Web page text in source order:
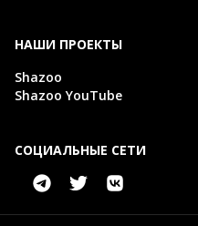
НАШИ ПРОЕКТЫ
Shazoo
Shazoo YouTube
СОЦИАЛЬНЫЕ СЕТИ